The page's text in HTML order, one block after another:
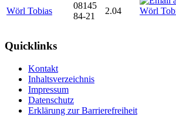
Wörl Tobias
08145
84-21
2.04
Quicklinks
Kontakt
Inhaltsverzeichnis
Impressum
Datenschutz
Erklärung zur Barrierefreiheit